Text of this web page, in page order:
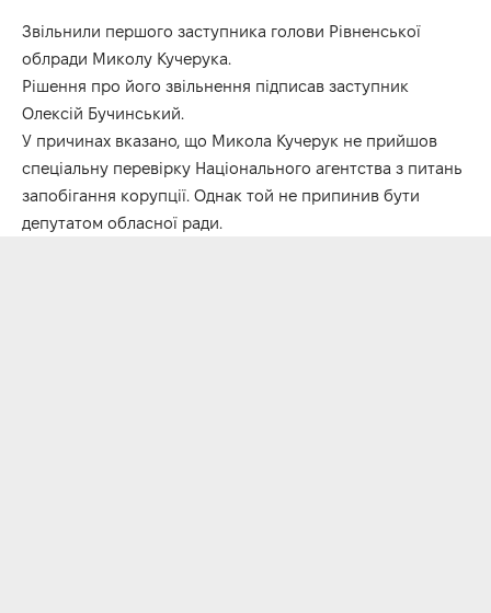
Звільнили першого заступника голови Рівненської
облради Миколу Кучерука.
Рішення про його звільнення підписав заступник
Олексій Бучинський.
У причинах вказано, що Микола Кучерук не прийшов
спеціальну перевірку Національного агентства з питань
запобігання корупції. Однак той не припинив бути
депутатом обласної ради.